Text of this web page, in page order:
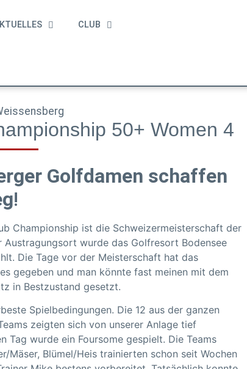
CLUB
50+ Women 4
Golfdamen schaffen
!
Championship ist die Schweizermeisterschaft der
Austragungsort wurde das Golfresort Bodensee
Die Tage vor der Meisterschaft hat das
gegeben und man könnte fast meinen mit dem
in Bestzustand gesetzt.
Spielbedingungen. Die 12 aus der ganzen
zeigten sich von unserer Anlage tief
Tag wurde ein Foursome gespielt. Die Teams
Mäser, Blümel/Heis trainierten schon seit Wochen